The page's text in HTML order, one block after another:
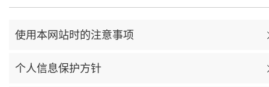
使用本网站时的注意事项
个人信息保护方针